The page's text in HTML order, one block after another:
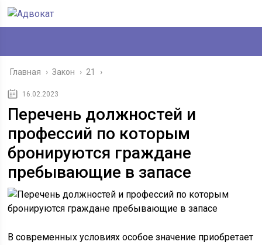
Главная › Закон › 21 ›
16.02.2023
Перечень должностей и
профессий по которым
бронируются граждане
пребывающие в запасе
В современных условиях особое значение приобретает